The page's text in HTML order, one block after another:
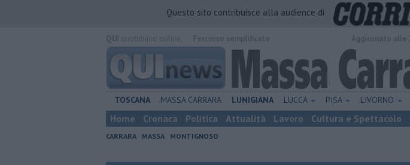
Questo sito contribuisce alla audience di
TOSCANA MASSA CARRARA LUNIGIANA LUCCA PISA LIVORNO
Home Cronaca Politica Attualità Lavoro Cultura e Spettacolo
CARRARA MASSA MONTIGNOSO